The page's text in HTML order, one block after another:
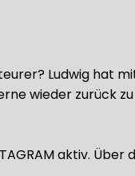
Ludwig
wieder zurück zu
aktiv.